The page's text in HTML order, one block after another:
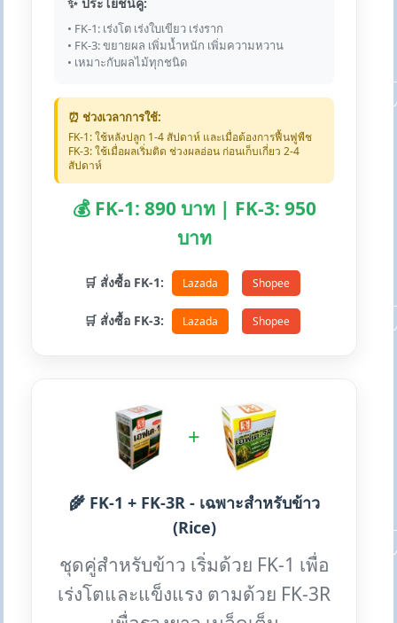
• FK-1: เร่งโต เร่งใบเขียว เร่งราก
• FK-3: ขยายผล เพิ่มน้ำหนัก เพิ่มความหวาน
• เหมาะกับผลไม้ทุกชนิด
⏰ ช่วงเวลาการใช้:
FK-1: ใช้หลังปลูก 1-4 สัปดาห์ และเมื่อต้องการฟื้นฟูพืช
FK-3: ใช้เมื่อผลเริ่มติด ช่วงผลอ่อน ก่อนเก็บเกี่ยว 2-4
สัปดาห์
💰 FK-1: 890 บาท | FK-3: 950
บาท
🛒 สั่งซื้อ FK-1: Lazada Shopee
🛒 สั่งซื้อ FK-3: Lazada Shopee
+
🌾 FK-1 + FK-3R - เฉพาะสำหรับข้าว
(Rice)
ชุดคู่สำหรับข้าว เริ่มด้วย FK-1 เพื่อ
เร่งโตและแข็งแรง ตามด้วย FK-3R